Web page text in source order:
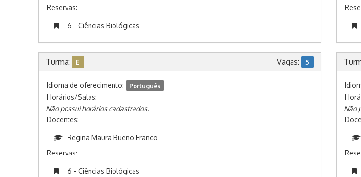
Reservas:
6 - Ciências Biológicas
Turma: E Vagas: 5
Idioma de oferecimento: Português
Horários/Salas:
Não possui horários cadastrados.
Docentes:
Regina Maura Bueno Franco
Reservas:
6 - Ciências Biológicas
Não